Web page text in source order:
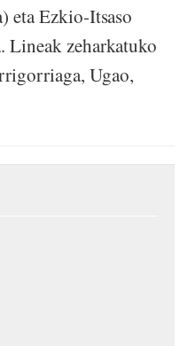
eta Ezkio-Itsaso
Lineak zeharkatuko
Ugao,